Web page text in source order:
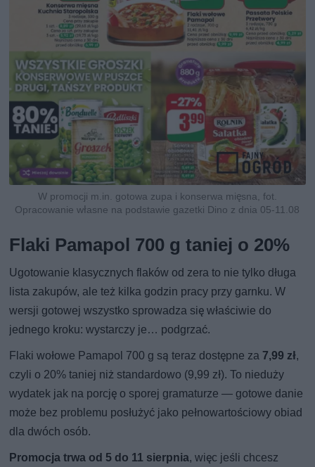
W promocji m.in. gotowa zupa i konserwa mięsna, fot.
Opracowanie własne na podstawie gazetki Dino z dnia 05-11.08
Flaki Pamapol 700 g taniej o 20%
Ugotowanie klasycznych flaków od zera to nie tylko długa
lista zakupów, ale też kilka godzin pracy przy garnku. W
wersji gotowej wszystko sprowadza się właściwie do
jednego kroku: wystarczy je… podgrzać.
Flaki wołowe Pamapol 700 g są teraz dostępne za 7,99 zł,
czyli o 20% taniej niż standardowo (9,99 zł). To nieduży
wydatek jak na porcję o sporej gramaturze — gotowe danie
może bez problemu posłużyć jako pełnowartościowy obiad
dla dwóch osób.
Promocja trwa od 5 do 11 sierpnia, więc jeśli chcesz